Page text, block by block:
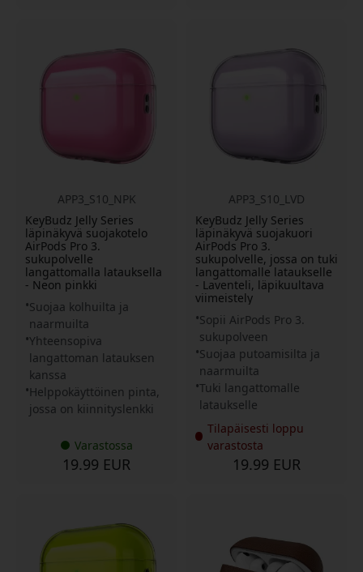
APP3_S10_NPK
KeyBudz Jelly Series
läpinäkyvä suojakotelo
AirPods Pro 3.
sukupolvelle
langattomalla latauksella
- Neon pinkki
Suojaa kolhuilta ja
naarmuilta
Yhteensopiva
langattoman latauksen
kanssa
Helppokäyttöinen pinta,
jossa on kiinnityslenkki
Varastossa
19.99 EUR
APP3_S10_LVD
KeyBudz Jelly Series
läpinäkyvä suojakuori
AirPods Pro 3.
sukupolvelle, jossa on tuki
langattomalle lataukselle
- Laventeli, läpikuultava
viimeistely
Sopii AirPods Pro 3.
sukupolveen
Suojaa putoamisilta ja
naarmuilta
Tuki langattomalle
lataukselle
Tilapäisesti loppu
varastosta
19.99 EUR